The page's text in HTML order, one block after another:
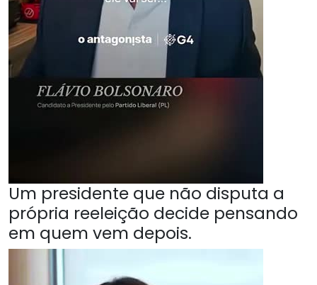
Um presidente que não disputa a
própria reeleição decide pensando
em quem vem depois.